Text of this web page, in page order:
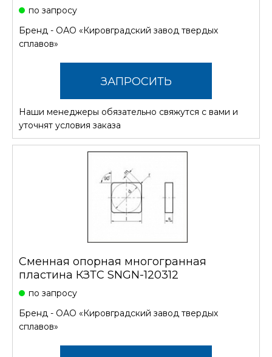
по запросу
Бренд - ОАО «Кировградский завод твердых
сплавов»
ЗАПРОСИТЬ
СТОИМОСТЬ
Наши менеджеры обязательно свяжутся с вами и
уточнят условия заказа
Сменная опорная многогранная
пластина КЗТС SNGN-120312
по запросу
Бренд - ОАО «Кировградский завод твердых
сплавов»